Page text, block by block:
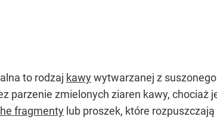
to rodzaj kawywytwarzanej z
parzenie zmielonych ziaren kawy, chociaż
fragmenty lub proszek, które